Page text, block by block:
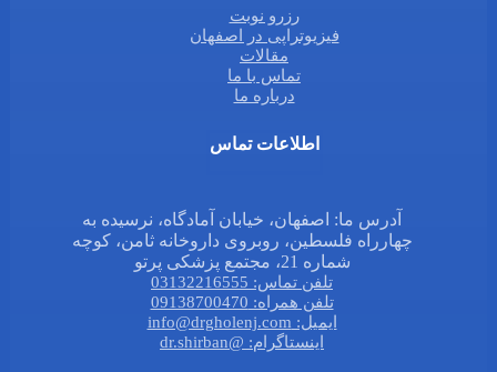
رزرو نوبت
فیزیوتراپی در اصفهان
مقالات
تماس با ما
درباره ما
اطلاعات تماس
آدرس ما: اصفهان، خیابان آمادگاه، نرسیده به
چهارراه فلسطین، روبروی داروخانه ثامن، کوچه
شماره 21، مجتمع پزشکی پرتو
تلفن تماس: 03132216555
تلفن همراه: 09138700470
ایمیل: info@drgholenj.com
اینستاگرام: @dr.shirban